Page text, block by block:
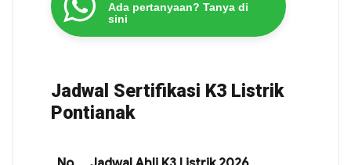
Ada pertanyaan? Tanya di
sini
Jadwal Sertifikasi K3 Listrik
Pontianak